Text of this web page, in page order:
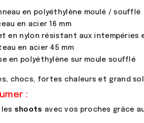
en polyéthylène moulé / soufflé
en acier 16 mm
en nylon résistant aux intempéries
en acier 45 mm
en polyéthylène sur moule soufflé
chocs, fortes chaleurs et grand
:
les shoots avec vos proches grâce